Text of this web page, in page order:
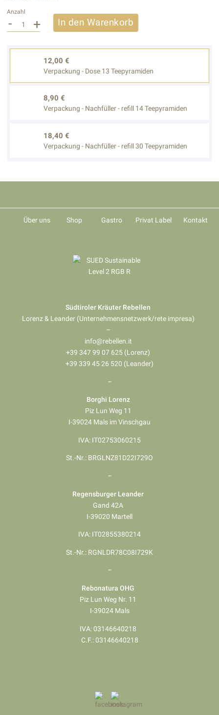
Anzahl
- + In den Warenkorb
12,00 €
Verpackung - Dose 13 Teepyramiden
8,90 €
Verpackung - Nachfüller - refill 14 Teepyramiden
18,40 €
Verpackung - Nachfüller - refill 30 Teepyramiden
Über uns Shop Gastro Privat Label Kontakt
Südtiroler Kräuter Rebellen
Lorenz & Leander (Unternehmensnetzwerk/rete impresa)
–
info@rebellen.it
+39 347 99 07 625 (Lorenz)
+39 339 45 26 520 (Leander)
–
Borghi Lorenz
Piz Lun Weg 11
I-39024 Mals im Vinschgau
IVA: IT02753060215
St.-Nr.: BRGLNZ81D22I729O
–
Regensburger Leander
Gand 42A
I-39020 Martell
IVA: IT02855380214
St.-Nr.: RGNLDR78C08I729K
–
Rebonatura OHG
Piz Lun Weg Nr. 11
I-39024 Mals
IVA: 03146640218
​​​​​​​C.F.: 03146640218